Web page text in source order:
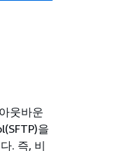
웃바운
을
. 즉, 비